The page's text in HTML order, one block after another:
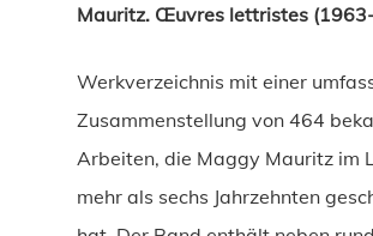
Mauritz. Œuvres lettristes
Werkverzeichnis mit einer
Zusammenstellung von 464
Arbeiten, die Maggy Mauritz im
mehr als sechs Jahrzehnten